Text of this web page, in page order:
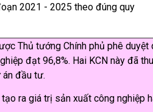
2021 - 2025 theo đúng quy
Thủ tướng Chính phủ phê
đạt 96,8%. Hai KCN này đã
đầu tư.
ra giá trị sản xuất công